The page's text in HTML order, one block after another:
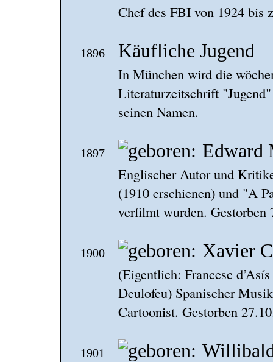
Chef des FBI von 1924 bis
1896 Käufliche Jugend
In München wird die
Literaturzeitschrift
seinen Namen.
1897 Edward
Englischer Autor und
(1910 erschienen) und "A
verfilmt wurden. Gestorben
1900 Xavier
(Eigentlich: Francesc
Deulofeu) Spanischer
Cartoonist. Gestorben
1901